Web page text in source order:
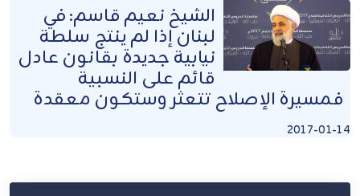
الشيخ نعيم قاسم: في
لبنان إذا لم ينتج سلطة
نيابية جديدة بقانون عادل
قائم على النسبية
فمسيرة الإصلاح تتعثر وستكون معقدة
2017-01-14